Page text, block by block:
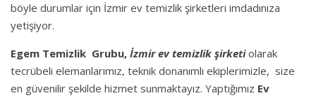
böyle durumlar için İzmir ev temizlik şirketleri imdadınıza
yetişiyor.
Egem Temizlik Grubu, İzmir ev temizlik şirketiolarak
tecrübeli elemanlarımız, teknik donanımlı ekiplerimizle, size
en güvenilir şekilde hizmet sunmaktayız. Yaptığımız Ev